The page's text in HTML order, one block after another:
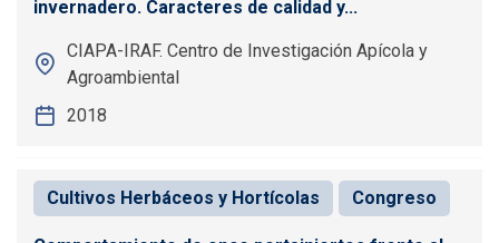
invernadero. Caracteres de calidad y...
CIAPA-IRAF. Centro de Investigación Apícola y
Agroambiental
2018
Cultivos Herbáceos y Hortícolas Congreso